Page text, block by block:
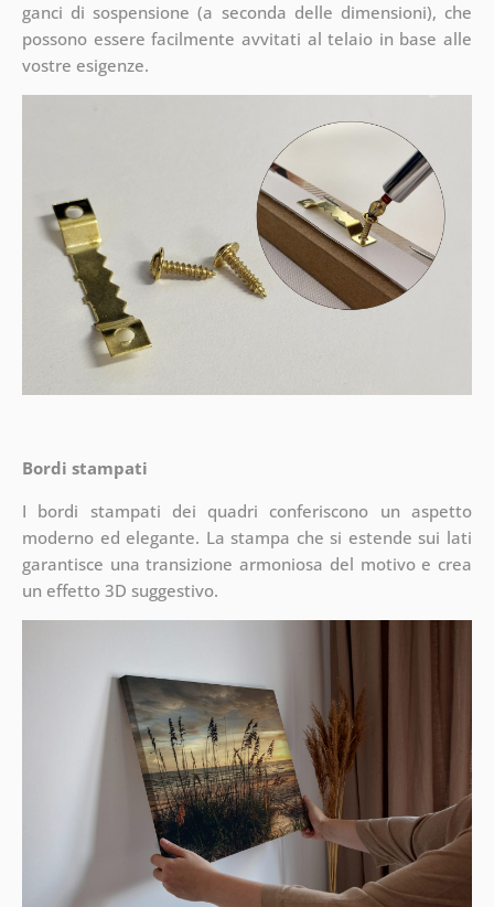
ganci di sospensione (a seconda delle dimensioni), che
possono essere facilmente avvitati al telaio in base alle
vostre esigenze.
Bordi stampati
I bordi stampati dei quadri conferiscono un aspetto
moderno ed elegante. La stampa che si estende sui lati
garantisce una transizione armoniosa del motivo e crea
un effetto 3D suggestivo.